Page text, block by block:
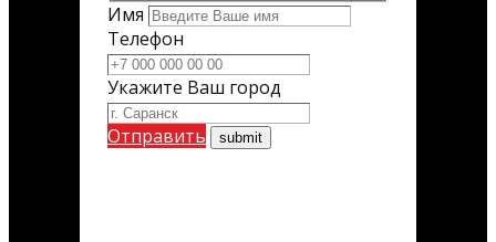
Имя
Телефон
Укажите Ваш город
Отправить